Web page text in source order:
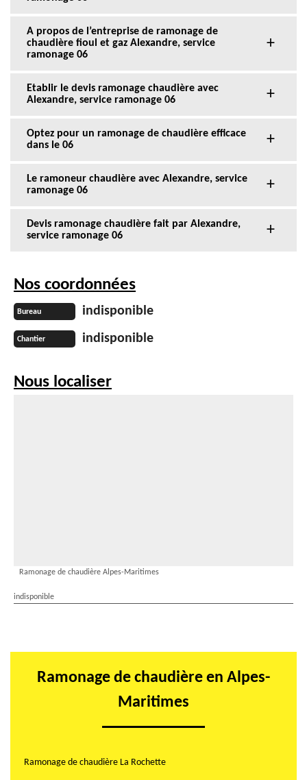
A propos de l’entreprise de ramonage de
chaudière fioul et gaz Alexandre, service
ramonage 06
Etablir le devis ramonage chaudière avec
Alexandre, service ramonage 06
Optez pour un ramonage de chaudière efficace
dans le 06
Le ramoneur chaudière avec Alexandre, service
ramonage 06
Devis ramonage chaudière fait par Alexandre,
service ramonage 06
Nos coordonnées
Bureau indisponible
Chantier indisponible
Nous localiser
Ramonage de chaudière Alpes-Maritimes
indisponible
Ramonage de chaudière en Alpes-
Maritimes
Ramonage de chaudière La Rochette